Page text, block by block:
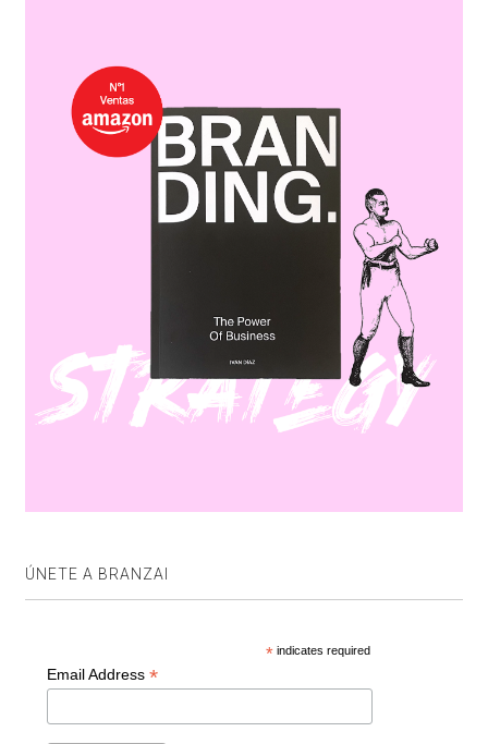
ÚNETE A BRANZAI
* indicates required
Email Address *